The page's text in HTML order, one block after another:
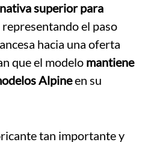
superior para
representando el paso
hacia una oferta
que el modelo mantiene
Alpineen su
tan importante y